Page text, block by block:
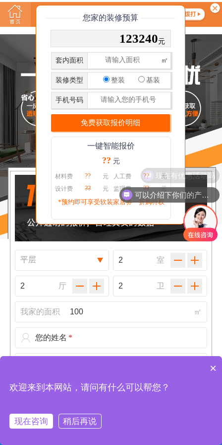
室
厅 卫
我家的面积 ㎡
您的姓名 *
您家的装修预算
123240元
套内面积 ㎡
装修类型 整装 基装
手机号码
一键智能报价
?? 元
材料费 ?? 元 人工费 ??
元
设计费
?? 元 监理费 ?? 元
*预约即可享受软装家居券一折购特权
可以介绍下你们的产品么
现在有优惠活动吗
×
欢迎来到本网站，请问有什么可以帮您？
现在咨询 稍后再说